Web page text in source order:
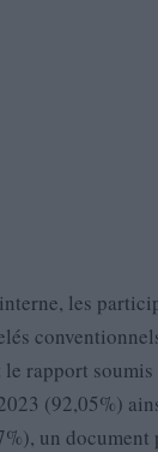
les
rapport
(92,05%)
un